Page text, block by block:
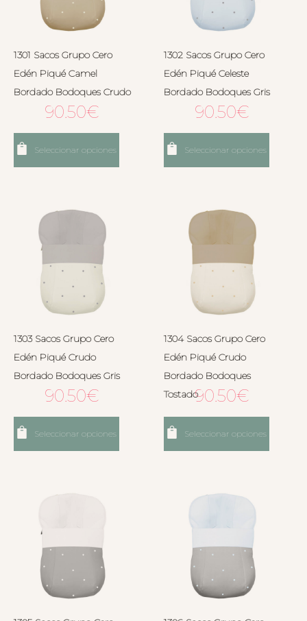
1301 Sacos Grupo Cero
Edén Piqué Camel
Bordado Bodoques Crudo
90.50€
Seleccionar opciones
1302 Sacos Grupo Cero
Edén Piqué Celeste
Bordado Bodoques Gris
90.50€
Seleccionar opciones
1303 Sacos Grupo Cero
Edén Piqué Crudo
Bordado Bodoques Gris
90.50€
Seleccionar opciones
1304 Sacos Grupo Cero
Edén Piqué Crudo
Bordado Bodoques
Tostado90.50€
Seleccionar opciones